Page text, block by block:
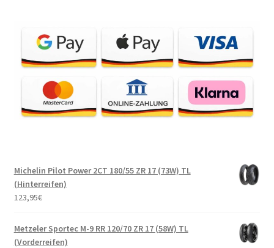
Michelin Pilot Power 2CT 180/55 ZR 17 (73W) TL
(Hinterreifen)
123,95€
Metzeler Sportec M-9 RR 120/70 ZR 17 (58W) TL
(Vorderreifen)